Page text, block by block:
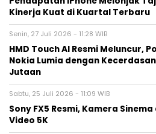
Kinerja Kuat di Kuartal Terbaru
Senin, 27 Juli 2026 - 11:28 WIB
HMD Touch AI Resmi Meluncur,
Nokia Lumia dengan
Jutaan
Sabtu, 25 Juli 2026 - 11:09 WIB
Sony FX5 Resmi, Kamera
Video 5K